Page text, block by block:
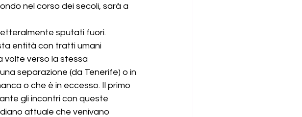
nel corso dei secoli, sarà a
o letteralmente sputati fuori.
entità con tratti umani
volte verso la stessa
separazione (da Tenerife) o in
o che è in eccesso. Il primo
gli incontri con queste
attuale che venivano